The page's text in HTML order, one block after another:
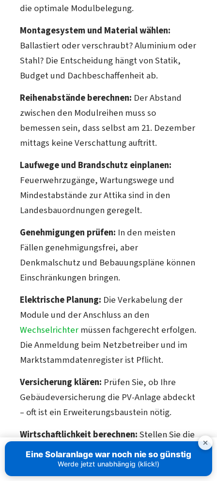
die optimale Modulbelegung.
Montagesystem und Material wählen:
Ballastiert oder verschraubt? Aluminium oder
Stahl? Die Entscheidung hängt von Statik,
Budget und Dachbeschaffenheit ab.
Reihenabstände berechnen: Der Abstand
zwischen den Modulreihen muss so
bemessen sein, dass selbst am 21. Dezember
mittags keine Verschattung auftritt.
Laufwege und Brandschutz einplanen:
Feuerwehrzugänge, Wartungswege und
Mindestabstände zur Attika sind in den
Landesbauordnungen geregelt.
Genehmigungen prüfen: In den meisten
Fällen genehmigungsfrei, aber
Denkmalschutz und Bebauungspläne können
Einschränkungen bringen.
Elektrische Planung: Die Verkabelung der
Module und der Anschluss an den
Wechselrichter müssen fachgerecht erfolgen.
Die Anmeldung beim Netzbetreiber und im
Marktstammdatenregister ist Pflicht.
Versicherung klären: Prüfen Sie, ob Ihre
Gebäudeversicherung die PV-Anlage abdeckt
– oft ist ein Erweiterungsbaustein nötig.
Wirtschaftlichkeit berechnen:Stellen Sie die
Mehrkosten der Aufständerung der
Ertragssteigerung gegenüber. Ein
Eine Solaranlage war noch nie so günstig
Werde jetzt unabhängig (klick!)